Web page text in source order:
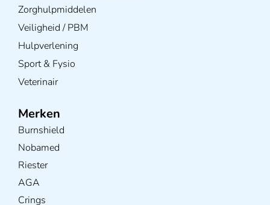
Zorghulpmiddelen
Veiligheid / PBM
Hulpverlening
Sport & Fysio
Veterinair
Merken
Burnshield
Nobamed
Riester
AGA
Crings